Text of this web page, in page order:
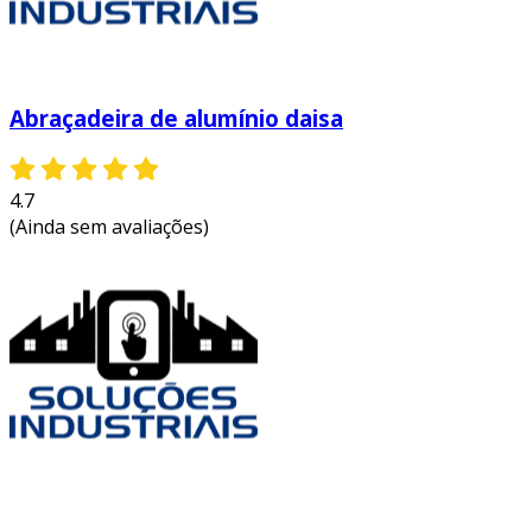
Abraçadeira de alumínio daisa
4.7
(Ainda sem avaliações)